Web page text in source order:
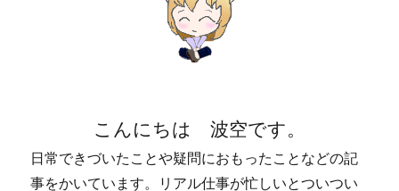
こんにちは 波空です。
日常できづいたことや疑問におもったことなどの記
事をかいています。リアル仕事が忙しいとついつい